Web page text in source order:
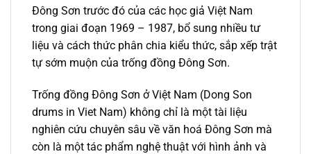
Đông Sơn trước đó của các học giả Việt Nam
trong giai đoạn 1969 – 1987, bổ sung nhiều tư
liệu và cách thức phân chia kiểu thức, sắp xếp trật
tự sớm muộn của trống đồng Đông Sơn.
Trống đồng Đông Sơn ở Việt Nam (Dong Son
drums in Viet Nam) không chỉ là một tài liệu
nghiên cứu chuyên sâu về văn hoá Đông Sơn mà
còn là một tác phẩm nghệ thuật với hình ảnh và